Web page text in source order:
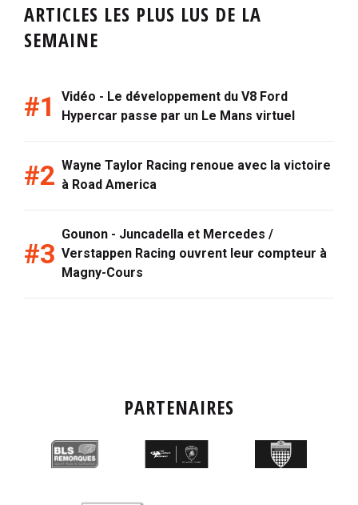
ARTICLES LES PLUS LUS DE LA
SEMAINE
Vidéo - Le développement du V8 Ford
Hypercar passe par un Le Mans virtuel
Wayne Taylor Racing renoue avec la victoire
à Road America
Gounon - Juncadella et Mercedes /
Verstappen Racing ouvrent leur compteur à
Magny-Cours
PARTENAIRES